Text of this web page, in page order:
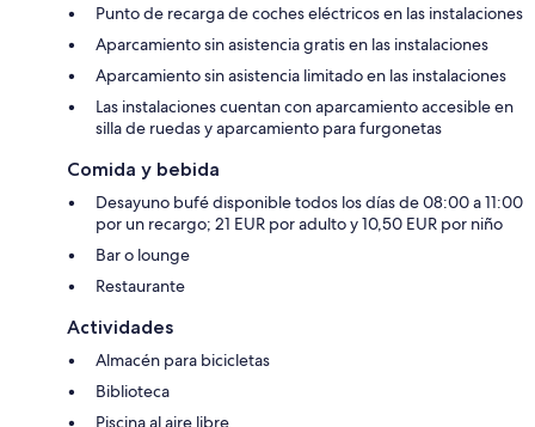
Punto de recarga de coches eléctricos en las instalaciones
Aparcamiento sin asistencia gratis en las instalaciones
Aparcamiento sin asistencia limitado en las instalaciones
Las instalaciones cuentan con aparcamiento accesible en
silla de ruedas y aparcamiento para furgonetas
Comida y bebida
Desayuno bufé disponible todos los días de 08:00 a 11:00
por un recargo; 21 EUR por adulto y 10,50 EUR por niño
Bar o lounge
Restaurante
Actividades
Almacén para bicicletas
Biblioteca
Piscina al aire libre